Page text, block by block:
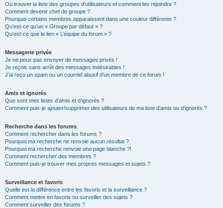
Où trouver la liste des groupes d’utilisateurs et comment les rejoindre ?
Comment devenir chef de groupe ?
Pourquoi certains membres apparaissent dans une couleur différente ?
Qu’est-ce qu’un « Groupe par défaut » ?
Qu’est-ce que le lien « L’équipe du forum » ?
Messagerie privée
Je ne peux pas envoyer de messages privés !
Je reçois sans arrêt des messages indésirables !
J’ai reçu un spam ou un courriel abusif d’un membre de ce forum !
Amis et ignorés
Que sont mes listes d’amis et d’ignorés ?
Comment puis-je ajouter/supprimer des utilisateurs de ma liste d’amis ou d’ignorés ?
Recherche dans les forums
Comment rechercher dans les forums ?
Pourquoi ma recherche ne renvoie aucun résultat ?
Pourquoi ma recherche renvoie une page blanche ?!
Comment rechercher des membres ?
Comment puis-je trouver mes propres messages et sujets ?
Surveillance et favoris
Quelle est la différence entre les favoris et la surveillance ?
Comment mettre en favoris ou surveiller des sujets ?
Comment surveiller des forums ?